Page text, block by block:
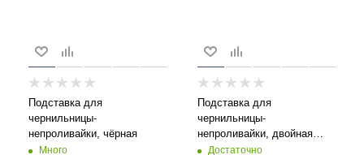
Подставка для
чернильницы-
непроливайки, чёрная
Много
Подставка для
чернильницы-
непроливайки, двойная
синяя
Достаточно